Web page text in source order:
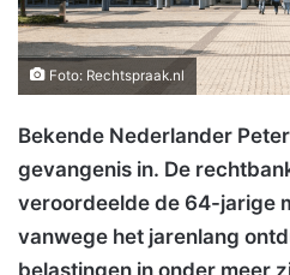
Foto: Rechtspraak.nl
Bekende Nederlander
gevangenis in. De
veroordeelde de 64-jarige
vanwege het jarenlang